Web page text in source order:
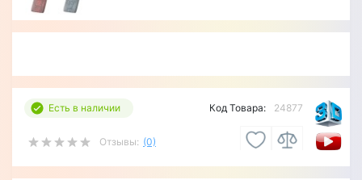
Есть в наличии
Отзывы: (0)
Код Товара: 24877